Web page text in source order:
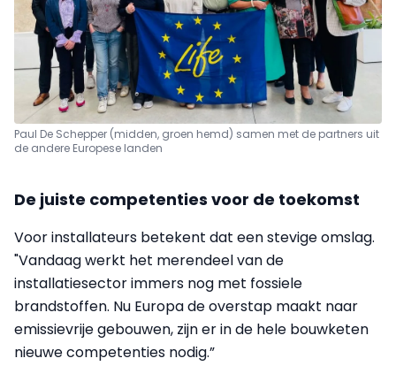
Paul De Schepper (midden, groen hemd) samen met de partners uit
de andere Europese landen
De juiste competenties voor de toekomst
Voor installateurs betekent dat een stevige omslag.
"Vandaag werkt het merendeel van de
installatiesector immers nog met fossiele
brandstoffen. Nu Europa de overstap maakt naar
emissievrije gebouwen, zijn er in de hele bouwketen
nieuwe competenties nodig.”